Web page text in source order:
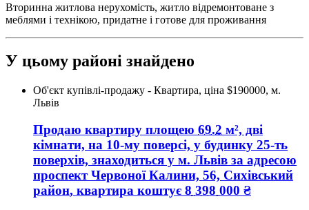
Вторинна житлова нерухомість, житло відремонтоване з
меблями і технікою, придатне і готове для проживання
У цьому районі знайдено
Об'єкт купівлі-продажу - Квартира, ціна $190000, м.
Львів
Продаю квартиру площею 69.2 м², дві
кімнати, на 10-му поверсі, у будинку 25-ть
поверхів, знаходиться у м. Львів за адресою
проспект Червоної Калини, 56, Сихівський
район, квартира коштує 8 398 000 ₴